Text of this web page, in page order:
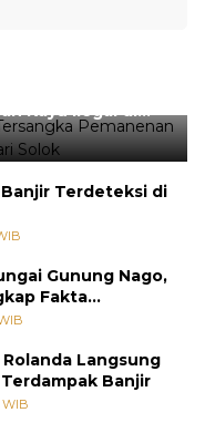
Kayu Ilegal di
Solok
Banjir Terdeteksi di
Gunung Nago,
Fakta
Langsung
Banjir
WIB